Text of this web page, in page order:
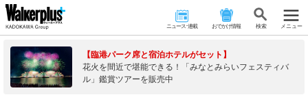
ニュース･連載 おでかけ情報 検 索 メニュー
【臨港パーク席と宿泊ホテルがセット】
花火を間近で堪能できる！「みなとみらいフェスティバ
ル」鑑賞ツアーを販売中